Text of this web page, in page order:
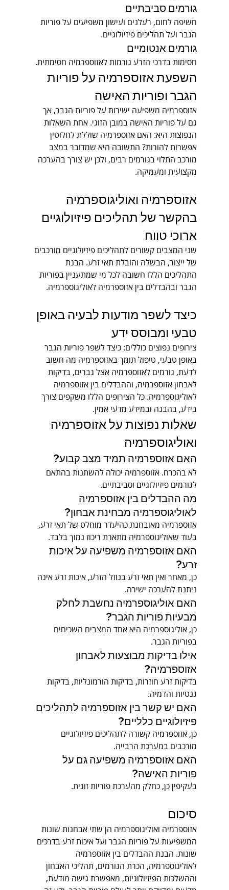
גורמים סביבתיים
חשיפה לחום, רעלנים ועישון משפיעים על פוריות
הגבר ועל תהליכים פיזיולוגיים.
גורמים אנטומיים
חסימות בדרכי הזרע גורמות לאזוספרמיה חסימתית.
השפעת אזוספרמיה על פוריות
הגבר ופוריות האישה
אזוספרמיה משפיעה ישירות על פוריות הגבר, אך
גם על פוריות האישה במובן הזוגי. אחת השאלות
הנפוצות היא: האם אזוספרמיה שוללת לחלוטין
אפשרות להורות? התשובה היא שמדובר במצב
מורכב התלוי בגורמים רבים, ולכן יש צורך בהערכה
מקצועית ומעמיקה.
אזוספרמיה ואוליגוספרמיה
בהקשר של תהליכים פיזיולוגיים
ארוכי טווח
שני המצבים קשורים לתהליכים פיזיולוגיים מורכבים
של ייצור, הבשלה והובלת תאי זרע. הבנת
התהליכים הללו חשובה לכל מי שמתעניין בפוריות
הגבר ובהבדלים בין אזוספרמיה לאוליגוספרמיה.
כיצד לשפר מודעות לבעיה באופן
טבעי ומבוסס ידע
צירופים נפוצים כוללים: כיצד לשפר פוריות הגבר
באופן טבעי, טיפול תומך באזוספרמיה מה חשוב
לדעת, גורמים לאזוספרמיה אצל גברים, בדיקות
לאבחון אזוספרמיה, וההבדלים בין אזוספרמיה
לאוליגוספרמיה. כל הצירופים הללו משקפים צורך
בידע, בהבנה ובמידע מדעי אמין.
שאלות נפוצות על אזוספרמיה
ואוליגוספרמיה
האם אזוספרמיה תמיד מצב קבוע?
לא בהכרח. אזוספרמיה יכולה להשתנות בהתאם
לגורמים פיזיולוגיים וסביבתיים.
מה ההבדלים בין אזוספרמיה
לאוליגוספרמיה מבחינת אבחון?
אזוספרמיה מאובחנת כהיעדר מוחלט של תאי זרע,
בעוד שאוליגוספרמיה מתארת ריכוז נמוך בלבד.
האם אזוספרמיה משפיעה על איכות
זרע?
כן, מאחר ואין תאי זרע בנוזל הזרע, איכות זרע אינה
ניתנת להערכה ישירה.
האם אוליגוספרמיה נחשבת לחלק
מבעיות פוריות הגבר?
כן, אוליגוספרמיה היא אחד המצבים השכיחים
בפוריות הגבר.
אילו בדיקות מבוצעות לאבחון
אזוספרמיה?
בדיקות זרע חוזרות, בדיקות הורמונליות, בדיקות
גנטיות והדמיה.
האם יש קשר בין אזוספרמיה לתהליכים
פיזיולוגיים כלליים?
כן, אזוספרמיה קשורה לתהליכים פיזיולוגיים
מורכבים במערכת הרבייה.
האם אזוספרמיה משפיעה גם על
פוריות האישה?
בעקיפין כן, כחלק מהערכת פוריות זוגית.
סיכום
אזוספרמיה ואוליגוספרמיה הן שתי אבחנות שונות
המשפיעות על פוריות הגבר ועל איכות זרע בדרכים
שונות. הבנת ההבדלים בין אזוספרמיה
לאוליגוספרמיה, הכרת הגורמים, תהליכי האבחון
וההשלכות הפיזיולוגיות, מאפשרת גישה מודעת,